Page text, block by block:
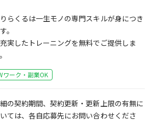
らくるは一生モノの専門スキルが身につき
。
実したトレーニングを無料でご提供しま
ワーク・副業OK
の契約期間、契約更新・更新上限の有無に
ては、各自応募先にお問い合わせくださ